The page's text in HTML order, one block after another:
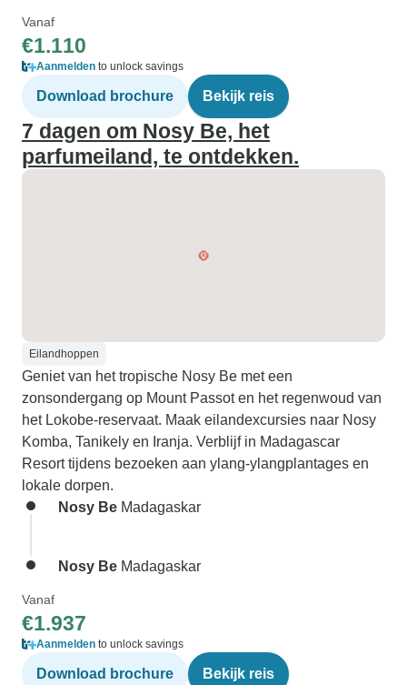
Vanaf
€1.110
Aanmelden to unlock savings
Download brochure Bekijk reis
7 dagen om Nosy Be, het
parfumeiland, te ontdekken.
Eilandhoppen
Geniet van het tropische Nosy Be met een
zonsondergang op Mount Passot en het regenwoud van
het Lokobe-reservaat. Maak eilandexcursies naar Nosy
Komba, Tanikely en Iranja. Verblijf in Madagascar
Resort tijdens bezoeken aan ylang-ylangplantages en
lokale dorpen.
Nosy Be Madagaskar
Nosy Be Madagaskar
Vanaf
€1.937
Aanmelden to unlock savings
Download brochure Bekijk reis